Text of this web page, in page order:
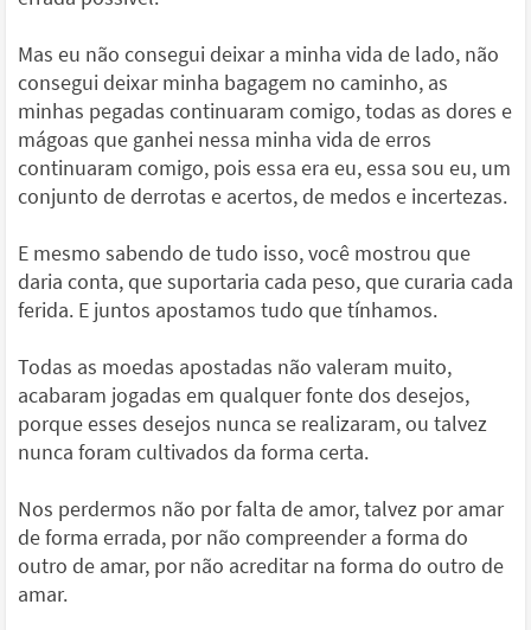
Mas eu não consegui deixar a minha vida de lado, não
consegui deixar minha bagagem no caminho, as
minhas pegadas continuaram comigo, todas as dores e
mágoas que ganhei nessa minha vida de erros
continuaram comigo, pois essa era eu, essa sou eu, um
conjunto de derrotas e acertos, de medos e incertezas.
E mesmo sabendo de tudo isso, você mostrou que
daria conta, que suportaria cada peso, que curaria cada
ferida. E juntos apostamos tudo que tínhamos.
Todas as moedas apostadas não valeram muito,
acabaram jogadas em qualquer fonte dos desejos,
porque esses desejos nunca se realizaram, ou talvez
nunca foram cultivados da forma certa.
Nos perdermos não por falta de amor, talvez por amar
de forma errada, por não compreender a forma do
outro de amar, por não acreditar na forma do outro de
amar.